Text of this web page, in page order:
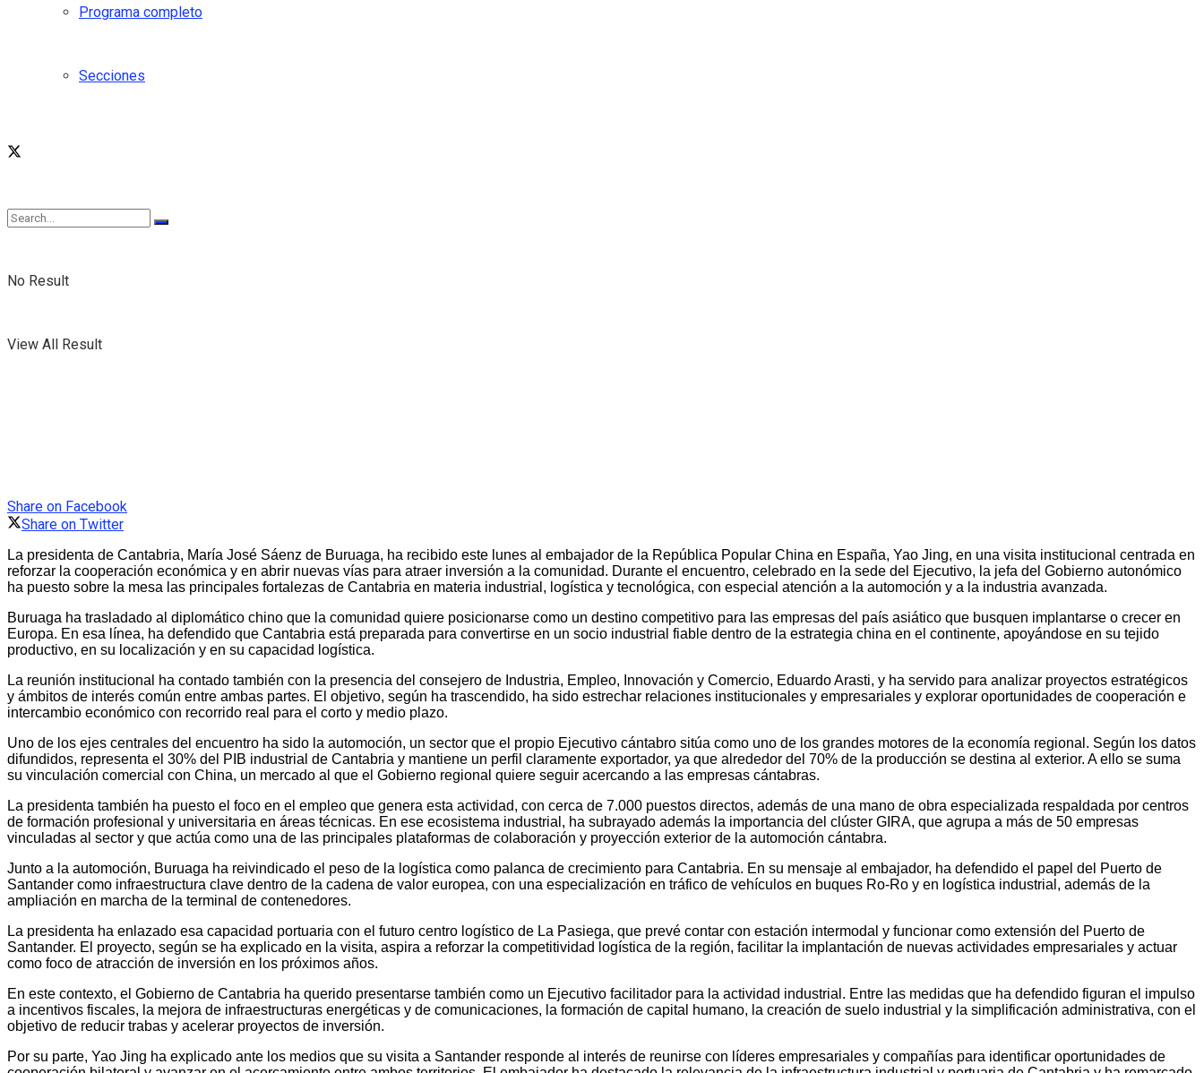
Programa completo
Secciones
No Result
View All Result
Share on Facebook
Share on Twitter
La presidenta de Cantabria, María José Sáenz de Buruaga, ha recibido este lunes al embajador de la República Popular China en España, Yao Jing, en una visita institucional centrada en
reforzar la cooperación económica y en abrir nuevas vías para atraer inversión a la comunidad. Durante el encuentro, celebrado en la sede del Ejecutivo, la jefa del Gobierno autonómico
ha puesto sobre la mesa las principales fortalezas de Cantabria en materia industrial, logística y tecnológica, con especial atención a la automoción y a la industria avanzada.
Buruaga ha trasladado al diplomático chino que la comunidad quiere posicionarse como un destino competitivo para las empresas del país asiático que busquen implantarse o crecer en
Europa. En esa línea, ha defendido que Cantabria está preparada para convertirse en un socio industrial fiable dentro de la estrategia china en el continente, apoyándose en su tejido
productivo, en su localización y en su capacidad logística.
La reunión institucional ha contado también con la presencia del consejero de Industria, Empleo, Innovación y Comercio, Eduardo Arasti, y ha servido para analizar proyectos estratégicos
y ámbitos de interés común entre ambas partes. El objetivo, según ha trascendido, ha sido estrechar relaciones institucionales y empresariales y explorar oportunidades de cooperación e
intercambio económico con recorrido real para el corto y medio plazo.
Uno de los ejes centrales del encuentro ha sido la automoción, un sector que el propio Ejecutivo cántabro sitúa como uno de los grandes motores de la economía regional. Según los datos
difundidos, representa el 30% del PIB industrial de Cantabria y mantiene un perfil claramente exportador, ya que alrededor del 70% de la producción se destina al exterior. A ello se suma
su vinculación comercial con China, un mercado al que el Gobierno regional quiere seguir acercando a las empresas cántabras.
La presidenta también ha puesto el foco en el empleo que genera esta actividad, con cerca de 7.000 puestos directos, además de una mano de obra especializada respaldada por centros
de formación profesional y universitaria en áreas técnicas. En ese ecosistema industrial, ha subrayado además la importancia del clúster GIRA, que agrupa a más de 50 empresas
vinculadas al sector y que actúa como una de las principales plataformas de colaboración y proyección exterior de la automoción cántabra.
Junto a la automoción, Buruaga ha reivindicado el peso de la logística como palanca de crecimiento para Cantabria. En su mensaje al embajador, ha defendido el papel del Puerto de
Santander como infraestructura clave dentro de la cadena de valor europea, con una especialización en tráfico de vehículos en buques Ro-Ro y en logística industrial, además de la
ampliación en marcha de la terminal de contenedores.
La presidenta ha enlazado esa capacidad portuaria con el futuro centro logístico de La Pasiega, que prevé contar con estación intermodal y funcionar como extensión del Puerto de
Santander. El proyecto, según se ha explicado en la visita, aspira a reforzar la competitividad logística de la región, facilitar la implantación de nuevas actividades empresariales y actuar
como foco de atracción de inversión en los próximos años.
En este contexto, el Gobierno de Cantabria ha querido presentarse también como un Ejecutivo facilitador para la actividad industrial. Entre las medidas que ha defendido figuran el impulso
a incentivos fiscales, la mejora de infraestructuras energéticas y de comunicaciones, la formación de capital humano, la creación de suelo industrial y la simplificación administrativa, con el
objetivo de reducir trabas y acelerar proyectos de inversión.
Por su parte, Yao Jing ha explicado ante los medios que su visita a Santander responde al interés de reunirse con líderes empresariales y compañías para identificar oportunidades de